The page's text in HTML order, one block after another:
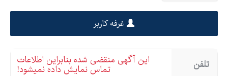
غرفه کاربر
تلفن این آگهی منقضی شده بنابراین اطلاعات
تماس نمایش داده نمیشود!